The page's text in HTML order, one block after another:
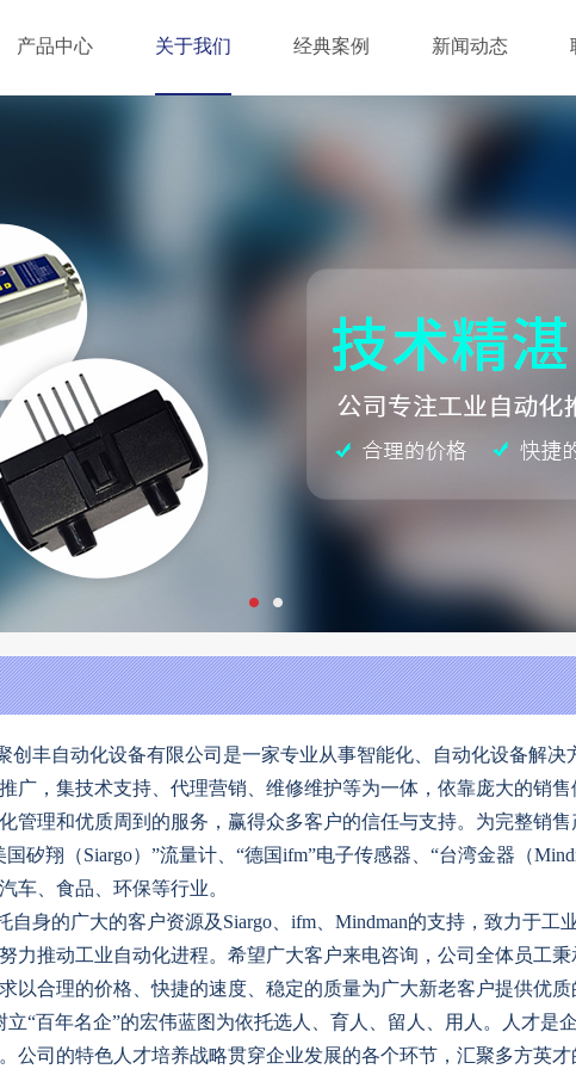
产品中心 关于我们 经典案例 新闻动态
自动化设备有限公司是一家专业从事智能化、自动化设备解决
广，集技术支持、代理营销、维修维护等为一体，依靠庞大的销
管理和优质周到的服务，赢得众多客户的信任与支持。为完整销
国矽翔（Siargo）”流量计、“德国ifm”电子传感器、“台湾金器（
车、食品、环保等行业。
自身的广大的客户资源及Siargo、ifm、Mindman的支持，致力于
力推动工业自动化进程。希望广大客户来电咨询，公司全体员工
以合理的价格、快捷的速度、稳定的质量为广大新老客户提供优质
立“百年名企”的宏伟蓝图为依托选人、育人、留人、用人。人才是
公司的特色人才培养战略贯穿企业发展的各个环节，汇聚多方英才